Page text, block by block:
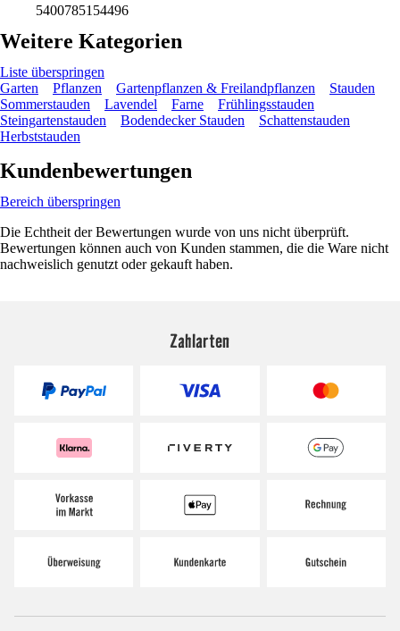
5400785154496
Weitere Kategorien
Liste überspringen
Garten
Pflanzen Gartenpflanzen & Freilandpflanzen
Stauden
Sommerstauden
Lavendel Farne
Frühlingsstauden
Steingartenstauden
Bodendecker Stauden
Schattenstauden
Herbststauden
Kundenbewertungen
Bereich überspringen
Die Echtheit der Bewertungen wurde von uns nicht überprüft.
Bewertungen können auch von Kunden stammen, die die Ware nicht
nachweislich genutzt oder gekauft haben.
Zahlarten